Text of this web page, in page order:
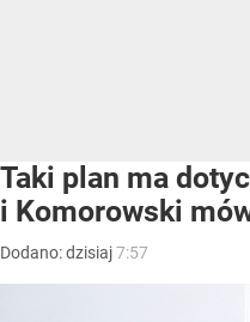
Taki plan ma
i Komorowski
Dodano:dzisiaj7:57